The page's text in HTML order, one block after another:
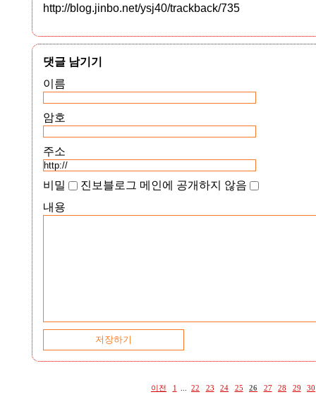
http://blog.jinbo.net/ysj40/trackback/735
댓글 남기기
이름
암호
주소
비밀
진보블로그 메인에 공개하지 않음
내용
이전 1 22 23 24 25 26 27 28 29 30